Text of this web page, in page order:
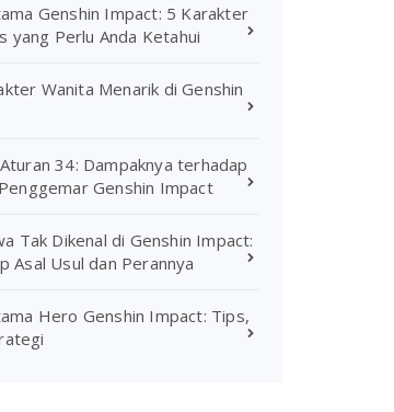
Genshin Impact: 5 Karakter
yang Perlu Anda Ketahui
Wanita Menarik di Genshin
34: Dampaknya terhadap
Genshin Impact
Tak Dikenal di Genshin Impact:
Asal Usul dan Perannya
Hero Genshin Impact: Tips,